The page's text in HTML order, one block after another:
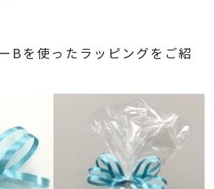
Bを使ったラッピングをご紹